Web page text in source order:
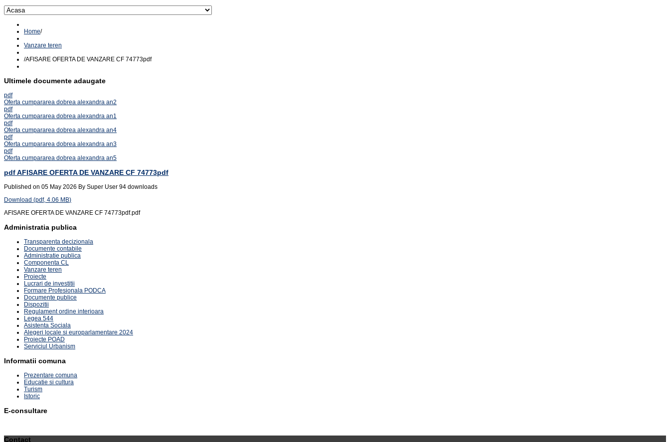
Home/
Vanzare teren
/AFISARE OFERTA DE VANZARE CF 74773pdf
Ultimele documente adaugate
pdf
Oferta cumpararea dobrea alexandra an2
pdf
Oferta cumpararea dobrea alexandra an1
pdf
Oferta cumpararea dobrea alexandra an4
pdf
Oferta cumpararea dobrea alexandra an3
pdf
Oferta cumpararea dobrea alexandra an5
pdfAFISARE OFERTA DE VANZARE CF 74773pdf
Published on 05 May 2026 By Super User 94 downloads
Download (pdf, 4.06 MB)
AFISARE OFERTA DE VANZARE CF 74773pdf.pdf
Administratia publica
Transparenta decizionala
Documente contabile
Administratie publica
Componenta CL
Vanzare teren
Proiecte
Lucrari de investitii
Formare Profesionala PODCA
Documente publice
Dispozitii
Regulament ordine interioara
Legea 544
Asistenta Sociala
Alegeri locale si europarlamentare 2024
Proiecte POAD
Serviciul Urbanism
Informatii comuna
Prezentare comuna
Educatie si cultura
Turism
Istoric
E-consultare
Contact